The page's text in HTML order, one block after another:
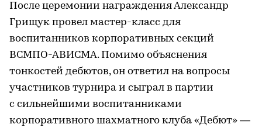
После церемонии награждения Александр
Грищук провел мастер-класс для
воспитанников корпоративных секций
ВСМПО-АВИСМА. Помимо объяснения
тонкостей дебютов, он ответил на вопросы
участников турнира и сыграл в партии
с сильнейшими воспитанниками
корпоративного шахматного клуба «Дебют» —